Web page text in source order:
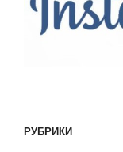
РУБРИКИ